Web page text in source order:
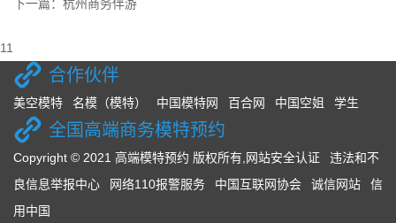
下一篇： 杭州商务伴游
11
合作伙伴
美空模特 名模（模特） 中国模特网 百合网 中国空姐 学生
全国高端商务模特预约
Copyright © 2021 高端模特预约 版权所有, 网站安全认证
违法和不
良信息举报中心
网络110报警服务 中国互联网协会 诚信网站
信
用中国